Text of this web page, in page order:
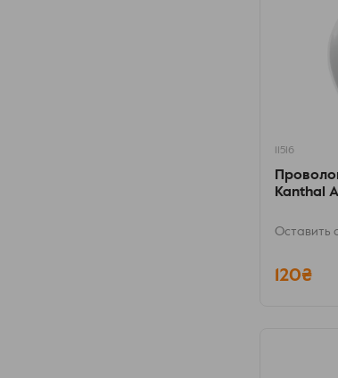
11516
Kanthal
Оставить
120₴